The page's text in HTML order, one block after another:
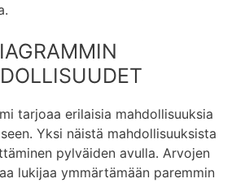
tarjoaa erilaisia mahdollisuuksia
Yksi näistä mahdollisuuksista
pylväiden avulla. Arvojen
lukijaa ymmärtämään paremmin